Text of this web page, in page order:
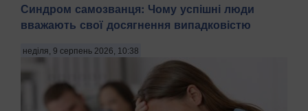
Синдром самозванця: Чому успішні люди
вважають свої досягнення випадковістю
неділя, 9 серпень 2026, 10:38